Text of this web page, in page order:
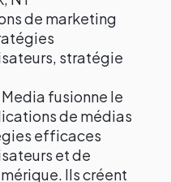
de marketing
stratégie
fusionne le
de médias
efficaces
et de
Ils créent